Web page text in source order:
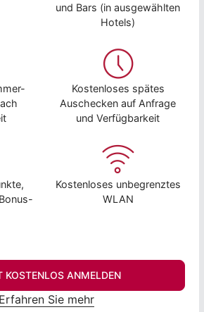
und Bars (in ausgewählten
Hotels)
Kostenloses spätes
Auschecken auf Anfrage
und Verfügbarkeit
Kostenloses unbegrenztes
WLAN
KOSTENLOS ANMELDEN
Erfahren Sie mehr